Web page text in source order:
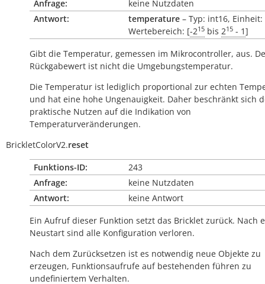
Anfrage:
keine Nutzdaten
Antwort:
temperature – Typ: int16,
Wertebereich: [-215 bis 215 - 1]
Gibt die Temperatur, gemessen im Mikrocontroller, aus.
Rückgabewert ist nicht die Umgebungstemperatur.
Die Temperatur ist lediglich proportional zur echten
und hat eine hohe Ungenauigkeit. Daher beschränkt sich
praktische Nutzen auf die Indikation von
Temperaturveränderungen.
BrickletColorV2.reset
Funktions-ID:
243
Anfrage:
keine Nutzdaten
Antwort:
keine Antwort
Ein Aufruf dieser Funktion setzt das Bricklet zurück. Nach
Neustart sind alle Konfiguration verloren.
Nach dem Zurücksetzen ist es notwendig neue Objekte zu
erzeugen, Funktionsaufrufe auf bestehenden führen zu
undefiniertem Verhalten.